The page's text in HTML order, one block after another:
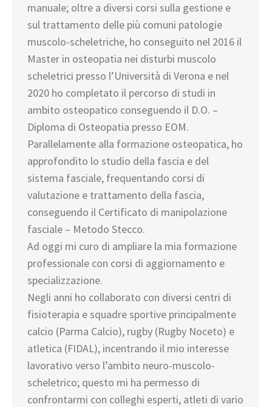
manuale; oltre a diversi corsi sulla gestione e
sul trattamento delle più comuni patologie
muscolo-scheletriche, ho conseguito nel 2016 il
Master in osteopatia nei disturbi muscolo
scheletrici presso l’Università di Verona e nel
2020 ho completato il percorso di studi in
ambito osteopatico conseguendo il D.O. –
Diploma di Osteopatia presso EOM.
Parallelamente alla formazione osteopatica, ho
approfondito lo studio della fascia e del
sistema fasciale, frequentando corsi di
valutazione e trattamento della fascia,
conseguendo il Certificato di manipolazione
fasciale – Metodo Stecco.
Ad oggi mi curo di ampliare la mia formazione
professionale con corsi di aggiornamento e
specializzazione.
Negli anni ho collaborato con diversi centri di
fisioterapia e squadre sportive principalmente
calcio (Parma Calcio), rugby (Rugby Noceto) e
atletica (FIDAL), incentrando il mio interesse
lavorativo verso l’ambito neuro-muscolo-
scheletrico; questo mi ha permesso di
confrontarmi con colleghi esperti, atleti di vario